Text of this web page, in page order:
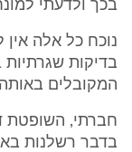
בכך ולדעתי
נוכח כל אלה אין
בדיקות
המקובלים
חברתי, השופטת
בדבר רשלנות